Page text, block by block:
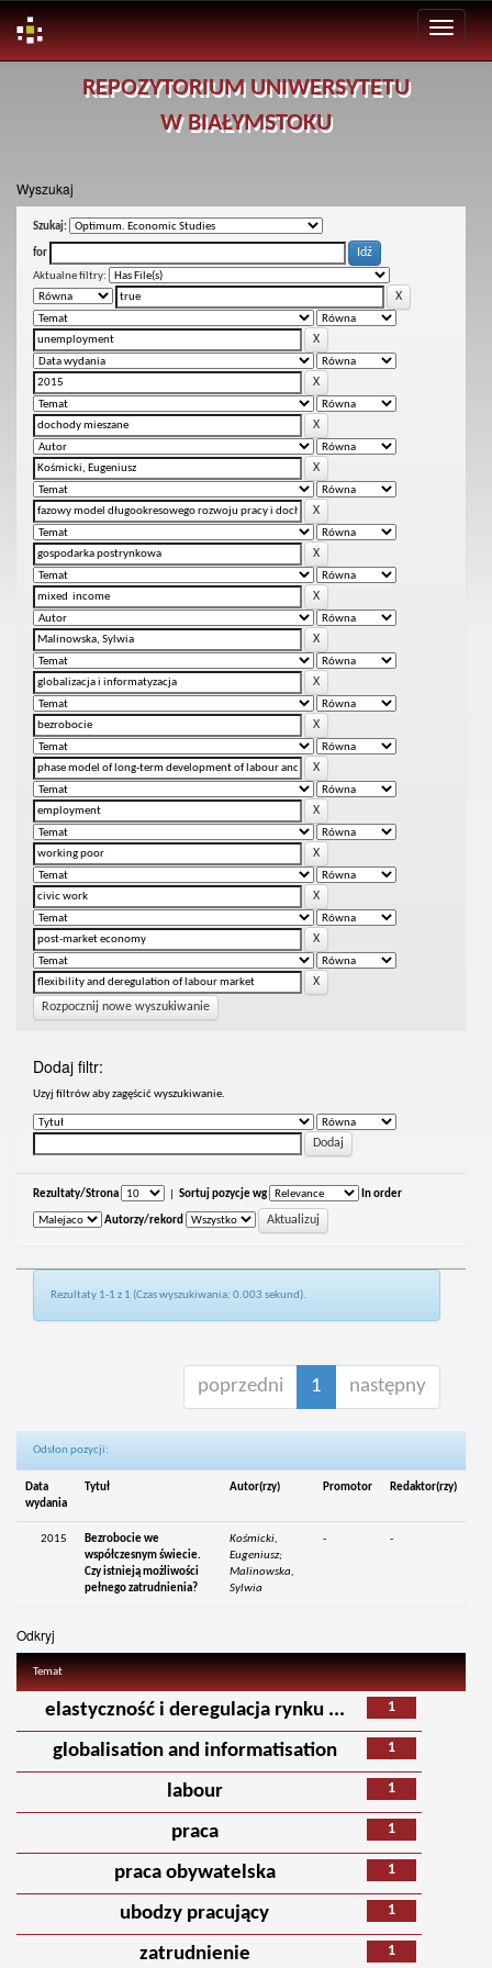
REPOZYTORIUM UNIWERSYTETU
W BIAŁYMSTOKU
Wyszukaj
Szukaj:
for
Aktualne filtry:
Rozpocznij nowe wyszukiwanie
Dodaj filtr:
Uzyj filtrów aby zagęścić wyszukiwanie.
Rezultaty/Strona Sortuj pozycje wg In order
Autorzy/rekord
Rezultaty 1-1 z 1 (Czas wyszukiwania: 0.003 sekund).
poprzedni 1 następny
Odsłon pozycji:
Data
wydania
Tytuł Autor(rzy) Promotor Redaktor(rzy)
2015
Bezrobocie we
współczesnym świecie.
Czy istnieją możliwości
pełnego zatrudnienia?
Kośmicki,
Eugeniusz;
Malinowska,
Sylwia
- -
Odkryj
Temat
1
elastyczność i deregulacja rynku ...
1
globalisation and informatisation
1
labour
1
praca
1
praca obywatelska
1
ubodzy pracujący
1
zatrudnienie